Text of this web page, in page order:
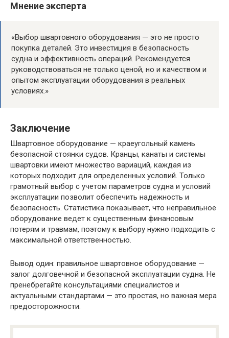
Мнение эксперта
«Выбор швартовного оборудования — это не просто
покупка деталей. Это инвестиция в безопасность
судна и эффективность операций. Рекомендуется
руководствоваться не только ценой, но и качеством и
опытом эксплуатации оборудования в реальных
условиях.»
Заключение
Швартовное оборудование — краеугольный камень
безопасной стоянки судов. Кранцы, канаты и системы
швартовки имеют множество вариаций, каждая из
которых подходит для определенных условий. Только
грамотный выбор с учетом параметров судна и условий
эксплуатации позволит обеспечить надежность и
безопасность. Статистика показывает, что неправильное
оборудование ведет к существенным финансовым
потерям и травмам, поэтому к выбору нужно подходить с
максимальной ответственностью.
Вывод один: правильное швартовное оборудование —
залог долговечной и безопасной эксплуатации судна. Не
пренебрегайте консультациями специалистов и
актуальными стандартами — это простая, но важная мера
предосторожности.